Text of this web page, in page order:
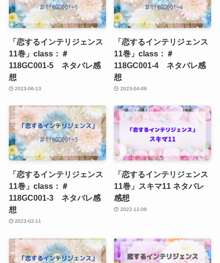
「恋するインテリジェンス
11巻」class：＃
118GC001-5 ネタバレ感
想
2023-06-13
「恋するインテリジェンス
11巻」class：＃
118GC001-4 ネタバレ感
想
2023-04-09
「恋するインテリジェンス
11巻」class：＃
118GC001-3 ネタバレ感
想
2023-02-11
「恋するインテリジェンス
11巻」スキマ11 ネタバレ
感想
2022-12-09